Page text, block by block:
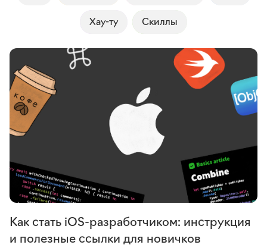
Хау-ту Cкиллы
Как стать iOS-разработчиком: инструкция
и полезные ссылки для новичков